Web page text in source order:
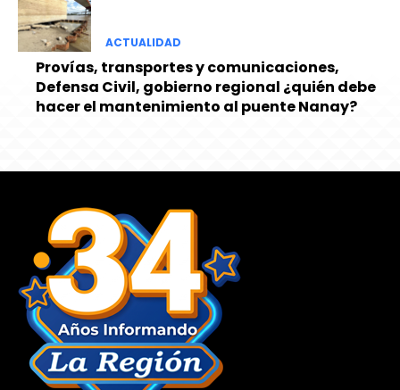
ACTUALIDAD
Provías, transportes y comunicaciones,
Defensa Civil, gobierno regional ¿quién debe
hacer el mantenimiento al puente Nanay?